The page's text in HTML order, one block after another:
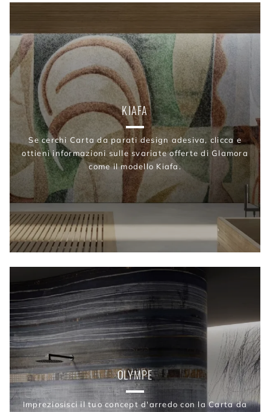
KIAFA
Se cerchi Carta da parati design adesiva, clicca e
ottieni informazioni sulle svariate offerte di Glamora
come il modello Kiafa.
OLYMPE
Impreziosisci il tuo concept d'arredo con la Carta da